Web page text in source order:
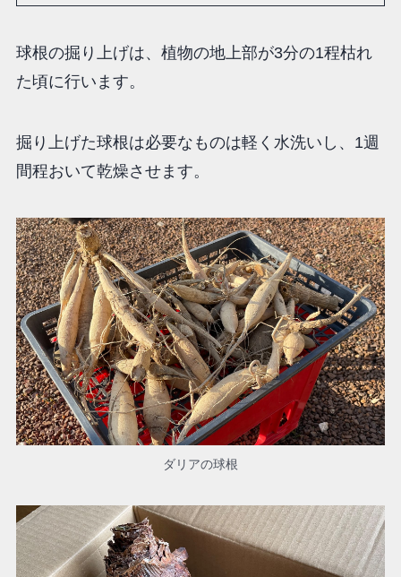
球根の掘り上げは、植物の地上部が3分の1程枯れ
た頃に行います。
掘り上げた球根は必要なものは軽く水洗いし、1週
間程おいて乾燥させます。
ダリアの球根